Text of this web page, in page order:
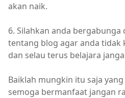
akan naik.
6. Silahkan anda
tentang blog agar anda tidak
dan selau terus belajara
Baiklah mungkin itu saja
semoga bermanfaat jangan